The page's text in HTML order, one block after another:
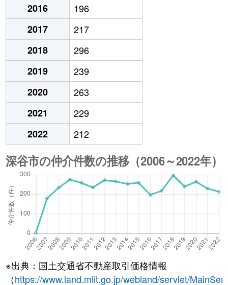
2016
196
2017
217
2018
296
2019
239
2020
263
2021
229
2022
212
※出典：国土交通省不動産取引価格情報
（https://www.land.mlit.go.jp/webland/servlet/